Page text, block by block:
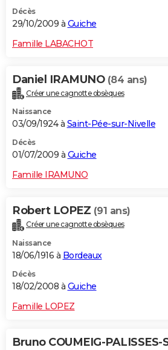
Décès
29/10/2009 à Guiche
Famille LABACHOT
Daniel IRAMUNO (84 ans)
Créer une cagnotte obsèques
Naissance
03/09/1924 à Saint-Pée-sur-Nivelle
Décès
01/07/2009 à Guiche
Famille IRAMUNO
Robert LOPEZ (91 ans)
Créer une cagnotte obsèques
Naissance
18/06/1916 à Bordeaux
Décès
18/02/2008 à Guiche
Famille LOPEZ
Bruno COUMEIG-PALISSES-